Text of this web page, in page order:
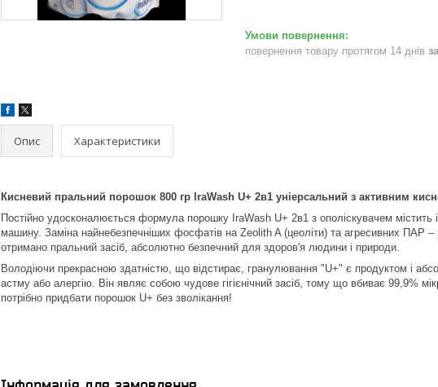
повернення товару протягом 14 днів
Опис Характеристики
Кисневий пральний порошок 800 гр IraWash U+ 2в1 уніерсальний з активним
Постійно удосконалюється формула порошку IraWash U+ 2в1 з ополіскувачем містить
машину. Заміна найнебезпечніших фосфатів на Zeolith A (цеоліти) та агресивних
отримано пральний засіб, абсолютно безпечний для здоров'я людини і природи.
Володіючи прекрасною здатністю, що відстирає, гранулювання "U+" є продуктом і
астму або алергію. Він являє собою чудове гігієнічний засіб, тому що вбиває 99,9%
потрібно придбати порошок U+ без зволікання!